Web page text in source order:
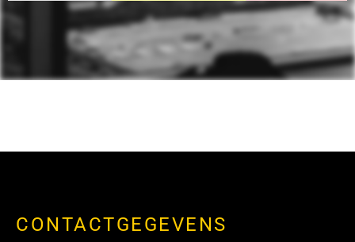
CONTACTGEGEVENS